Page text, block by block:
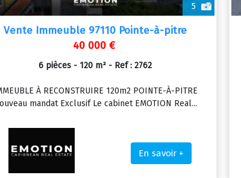
5
Vente Immeuble 97110 Pointe-à-pitre
40 000 €
6 pièces - 120 m² - Ref : 2762
À RECONSTRUIRE 120m2 POINTE-À-PITRE
mandat Exclusif Le cabinet EMOTION Real...
En savoir +